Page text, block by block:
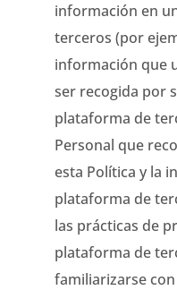
información en
terceros (por
información que
ser recogida por
plataforma de
Personal que
esta Política y la
plataforma de
las prácticas de
plataforma de
familiarizarse